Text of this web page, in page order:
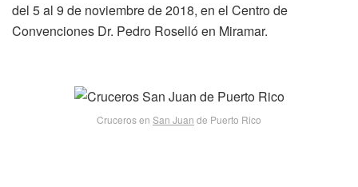
del 5 al 9 de noviembre de 2018, en el Centro de
Convenciones Dr. Pedro Roselló en Miramar.
Cruceros en San Juan de Puerto Rico